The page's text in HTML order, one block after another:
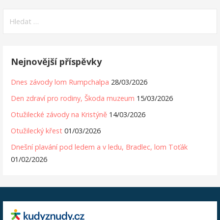
Nejnovější příspěvky
Dnes závody lom Rumpchalpa 28/03/2026
Den zdraví pro rodiny, Škoda muzeum 15/03/2026
Otužilecké závody na Kristýně 14/03/2026
Otužilecký křest 01/03/2026
Dnešní plavání pod ledem a v ledu, Bradlec, lom Toťák
01/02/2026